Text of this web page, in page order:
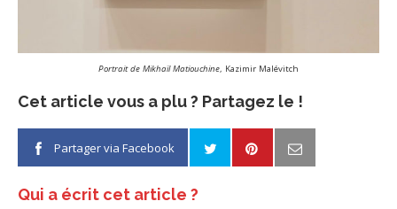
Portrait de Mikhaïl Matiouchine, Kazimir Malévitch
Cet article vous a plu ? Partagez le !
Partager via Facebook
Qui a écrit cet article ?